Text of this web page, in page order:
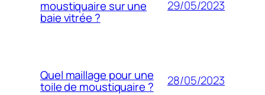
moustiquaire sur une
baie vitrée ?
29/05/2023
Quel maillage pour une
toile de moustiquaire ? 28/05/2023